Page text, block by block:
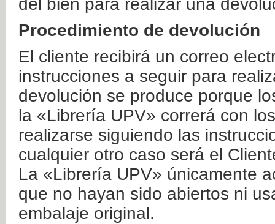
Procedimiento de devolución
El cliente recibirá un correo
instrucciones a seguir para
devolución se produce porque
la «Librería UPV» correrá con
realizarse siguiendo las
cualquier otro caso será el
La «Librería UPV» únicamente
que no hayan sido abiertos ni
embalaje original.